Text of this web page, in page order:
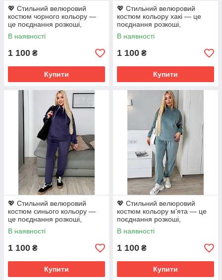
💖 Стильний велюровий
костюм чорного кольору —
це поєднання розкоші,
комфорту та трендового
дизайну! 🌟
В наявності
1 100 ₴
Купити
💖 Стильний велюровий
костюм кольору хакі — це
поєднання розкоші,
комфорту та трендового
дизайну! 🌟
В наявності
1 100 ₴
Купити
💖 Стильний велюровий
костюм синього кольору —
це поєднання розкоші,
комфорту та трендового
дизайну! 🌟
В наявності
1 100 ₴
Купити
💖 Стильний велюровий
костюм кольору м’ята — це
поєднання розкоші,
комфорту та трендового
дизайну! 🌟
В наявності
1 100 ₴
Купити